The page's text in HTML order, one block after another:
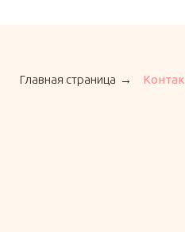
Главная страница →